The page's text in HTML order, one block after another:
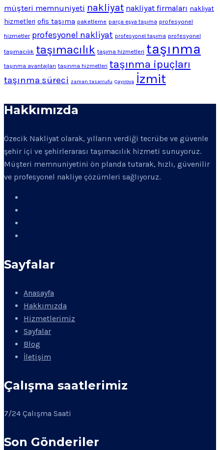
müşteri memnuniyeti nakliyat nakliyat firmaları nakliyat
hizmetleri ofis taşıma paketleme parça eşya taşıma profesyonel
hizmetler profesyonel nakliyat profesyonel taşıma profesyonel
taşımacılık taşımacılık taşıma hizmetleri taşınma
taşınma avantajları taşınma hizmetleri taşınma ipuçları
taşınma süreci zaman tasarrufu Çayırova İzmit
Hakkımızda
Özecik Nakliyat olarak, yılların verdiği tecrübe ve güvenle
şehir içi ve şehirlerarası taşımacılık hizmeti sunuyoruz.
Müşteri memnuniyetini ön planda tutarak, hızlı, güvenilir
ve profesyonel nakliye çözümleri sağlıyoruz.
Sayfalar
Anasayfa
Hakkımızda
Hizmetlerimiz
Sayfalar
Blog
İletişim
Çalışma saatlerimiz
7/24 Çalışma Saati
Son Gönderiler